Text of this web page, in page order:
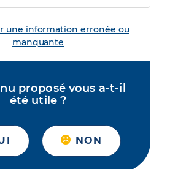
une information erronée ou
manquante
proposé vous a-t-il
été utile ?
NON